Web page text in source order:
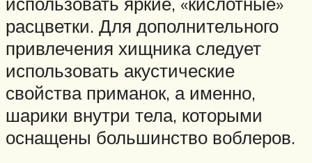
расцветки. Для дополнительного
привлечения хищника следует
использовать акустические
свойства приманок, а именно,
шарики внутри тела, которыми
оснащены большинство воблеров.